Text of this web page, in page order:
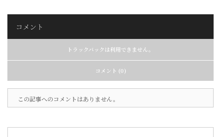
コメント
トラックバックは利用できません。
コメント (0)
この記事へのコメントはありません。